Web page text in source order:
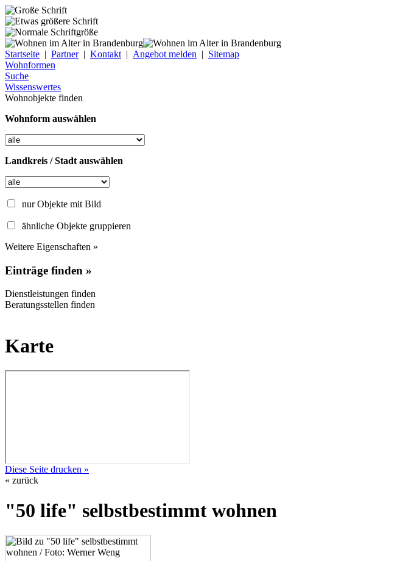
Startseite | Partner| Kontakt | Angebot melden | Sitemap
Wohnformen
Suche
Wissenswertes
Wohnobjekte finden
Wohnform auswählen
Landkreis / Stadt auswählen
nur Objekte mit Bild
ähnliche Objekte gruppieren
Weitere Eigenschaften »
Einträge finden »
Dienstleistungen finden
Beratungsstellen finden
Karte
Diese Seite drucken »
« zurück
"50 life" selbstbestimmt wohnen